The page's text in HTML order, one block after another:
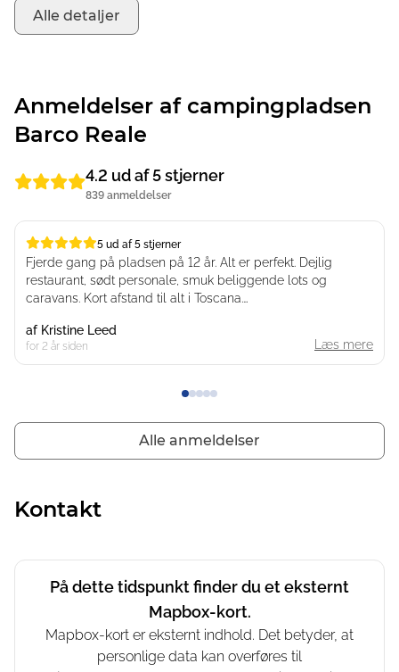
Alle detaljer
Anmeldelser af campingpladsen
Barco Reale
4.2 ud af 5 stjerner
839 anmeldelser
5 ud af 5 stjerner5 ud af 5 stjerner
Fjerde gang på pladsen på 12 år. Alt er perfekt. Dejlig
restaurant, sødt personale, smuk beliggende lots og
caravans. Kort afstand til alt i Toscana.
af Kristine Leed
for 2 år siden Læs mere
Alle anmeldelser
Kontakt
På dette tidspunkt finder du et eksternt
Mapbox-kort.
Mapbox-kort er eksternt indhold. Det betyder, at
personlige data kan overføres til